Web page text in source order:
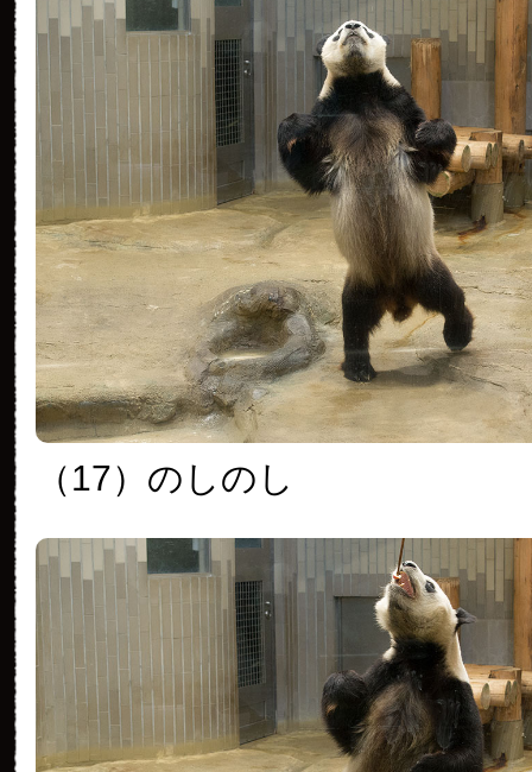
（17）のしのし